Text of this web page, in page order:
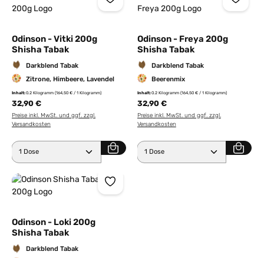
Odinson - Vitki 200g
Shisha Tabak
Darkblend Tabak
Zitrone, Himbeere, Lavendel
Inhalt:0.2 Kilogramm (164,50 € / 1 Kilogramm)
32,90 €
Preise inkl. MwSt. und ggf. zzgl.
Versandkosten
Produkt Anzahl: Gib den gewünschten Wert ein
Odinson - Freya 200g
Shisha Tabak
Darkblend Tabak
Beerenmix
Inhalt:0.2 Kilogramm (164,50 € / 1 Kilogramm)
32,90 €
Preise inkl. MwSt. und ggf. zzgl.
Versandkosten
Produkt Anzahl: Gib den
Odinson - Loki 200g
Shisha Tabak
Darkblend Tabak